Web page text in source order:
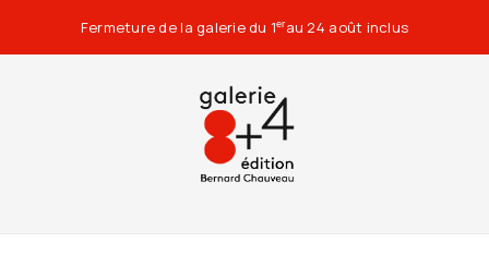
Fermeture de la galerie du 1erau 24 août inclus